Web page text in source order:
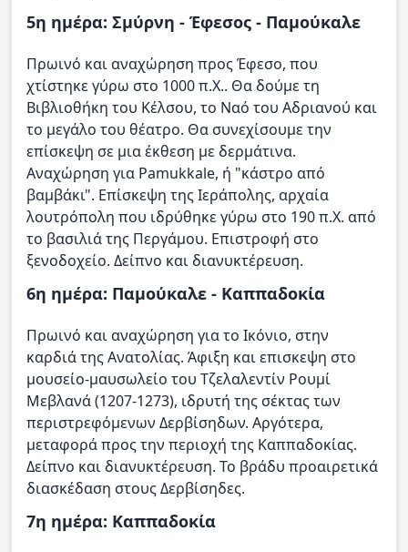
5η ημέρα: Σμύρνη - Έφεσος - Παμούκαλε
Πρωινό και αναχώρηση προς Έφεσο, που
χτίστηκε γύρω στο 1000 π.Χ.. Θα δούμε τη
Βιβλιοθήκη του Κέλσου, το Ναό του Αδριανού και
το μεγάλο του θέατρο. Θα συνεχίσουμε την
επίσκεψη σε μια έκθεση με δερμάτινα.
Αναχώρηση για Pamukkale, ή "κάστρο από
βαμβάκι". Επίσκεψη της Ιεράπολης, αρχαία
λουτρόπολη που ιδρύθηκε γύρω στο 190 π.Χ. από
το βασιλιά της Περγάμου. Επιστροφή στο
ξενοδοχείο. Δείπνο και διανυκτέρευση.
6η ημέρα: Παμούκαλε - Καππαδοκία
Πρωινό και αναχώρηση για το Ικόνιο, στην
καρδιά της Ανατολίας. Άφιξη και επισκεψη στο
μουσείο-μαυσωλείο του Τζελαλεντίν Ρουμί
Μεβλανά (1207-1273), ιδρυτή της σέκτας των
περιστρεφόμενων Δερβίσηδων. Αργότερα,
μεταφορά προς την περιοχή της Καππαδοκίας.
Δείπνο και διανυκτέρευση. Το βράδυ προαιρετικά
διασκέδαση στους Δερβίσηδες.
7η ημέρα: Καππαδοκία